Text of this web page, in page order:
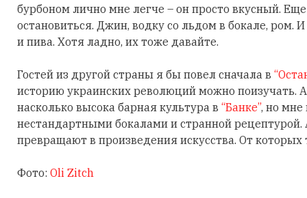
бурбоном лично мне легче – он просто вкусный.
остановиться. Джин, водку со льдом в бокале, ром.
и пива. Хотя ладно, их тоже давайте.
Гостей из другой страны я бы повел сначала в
историю украинских революций можно поизучать.
насколько высока барная культура в “Банке”, но мне
нестандартными бокалами и странной
превращают в произведения искусства. От которых
Фото: Oli Zitch